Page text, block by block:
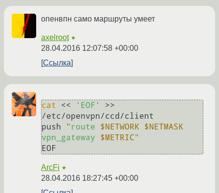
опенвпн само маршруты умеет
axelroot ★
28.04.2016 12:07:58 +00:00
Ссылка
cat << 'EOF'
>>
/etc/openvpn/ccd/client
push
"route $NETWORK
$NETMASK
vpn_gateway $METRIC"
ArcFi ★
28.04.2016 18:27:45 +00:00